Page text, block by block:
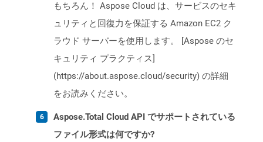
もちろん！ Aspose Cloud は、サービスのセキ
ュリティと回復力を保証する Amazon EC2 ク
ラウド サーバーを使用します。 [Aspose のセ
キュリティ プラクティス]
(https://about.aspose.cloud/security) の詳細
をお読みください。
Aspose.Total Cloud API でサポートされている
ファイル形式は何ですか?